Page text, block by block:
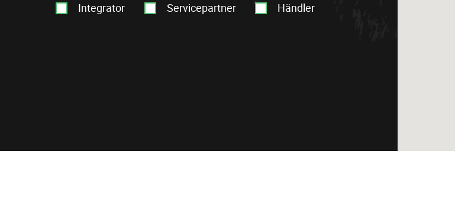
Integrator Servicepartner Händler